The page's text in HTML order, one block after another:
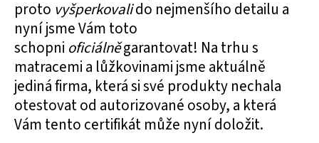
proto vyšperkovalido nejmenšího detailu a
nyní jsme Vám toto
schopni oficiálněgarantovat! Na trhu s
matracemi a lůžkovinami jsme aktuálně
jediná firma, která si své produkty nechala
otestovat od autorizované osoby, a která
Vám tento certifikát může nyní doložit.